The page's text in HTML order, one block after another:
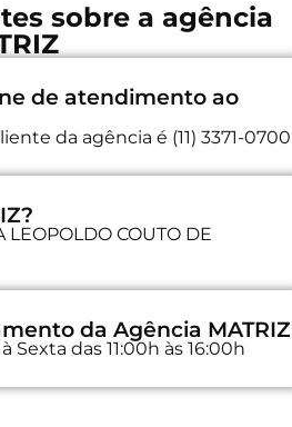
sobre a agência
de atendimento ao
da agência é (11) 3371-0700
COUTO DE
da Agência MATRIZ
das 11:00h às 16:00h